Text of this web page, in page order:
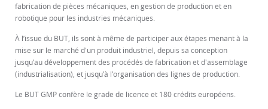
fabrication de pièces mécaniques, en gestion de production et en
robotique pour les industries mécaniques.
À l’issue du BUT, ils sont à même de participer aux étapes menant à la
mise sur le marché d'un produit industriel, depuis sa conception
jusqu’au développement des procédés de fabrication et d'assemblage
(industrialisation), et jusqu’à l’organisation des lignes de production.
Le BUT GMP confère le grade de licence et 180 crédits européens.